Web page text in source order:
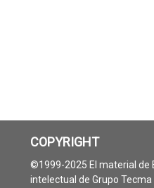
COPYRIGHT
©1999-2025 El material de
intelectual de Grupo Tecma